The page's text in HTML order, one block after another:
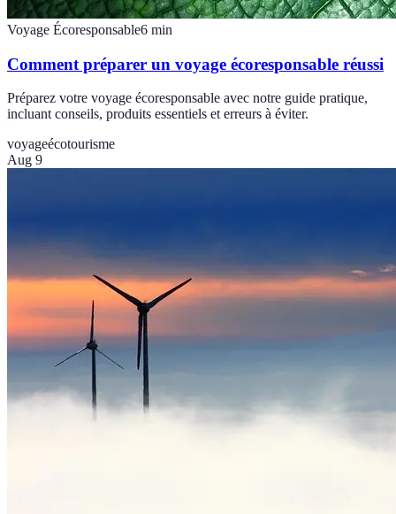
Voyage Écoresponsable6 min
Comment préparer un voyage écoresponsable réussi
Préparez votre voyage écoresponsable avec notre guide pratique,
incluant conseils, produits essentiels et erreurs à éviter.
voyageécotourisme
Aug 9